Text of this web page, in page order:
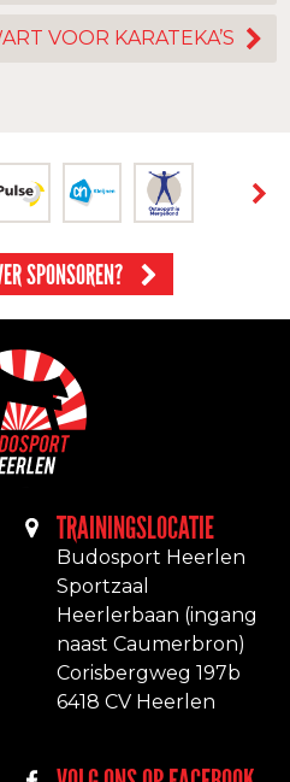
VOOR KARATEKA’S
SPONSOREN?
TRAININGSLOCATIE
Budosport Heerlen
Sportzaal
Heerlerbaan (ingang
naast Caumerbron)
Corisbergweg 197b
6418 CV Heerlen